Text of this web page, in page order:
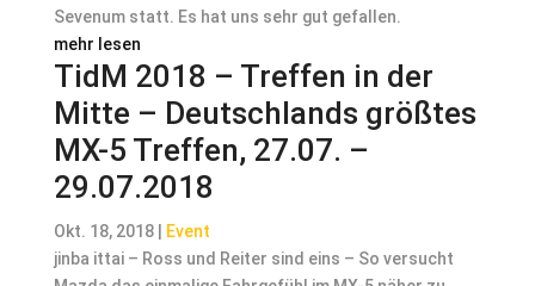
Sevenum statt. Es hat uns sehr gut gefallen.
mehr lesen
TidM 2018 – Treffen in der
Mitte – Deutschlands größtes
MX-5 Treffen, 27.07. –
29.07.2018
Okt. 18, 2018|
Event
jinba ittai – Ross und Reiter sind eins – So versucht